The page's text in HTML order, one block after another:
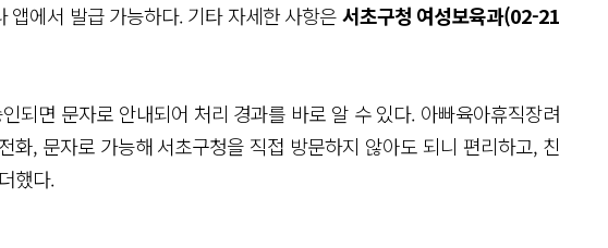
앱에서 발급 가능하다. 기타 자세한 사항은서초구청 여성보육과(02-21
되면 문자로 안내되어 처리 경과를 바로 알 수 있다. 아빠육아휴직장려
화, 문자로 가능해 서초구청을 직접 방문하지 않아도 되니 편리하고, 친
했다.